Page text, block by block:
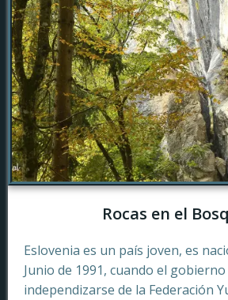
Rocas en el
Eslovenia es un país joven, es
Junio de 1991, cuando el gobierno
independizarse de la Federación